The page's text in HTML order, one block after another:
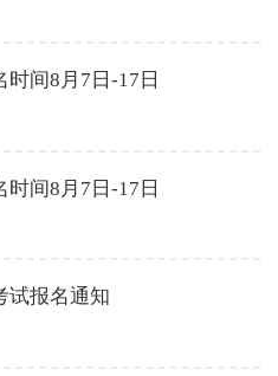
间8月7日-17日
时间8月7日-17日
试报名通知